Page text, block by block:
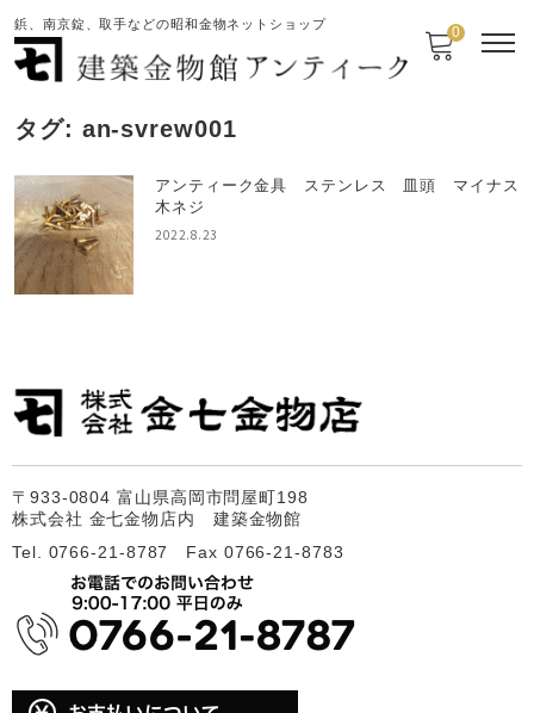
鋲、南京錠、取手などの昭和金物ネットショップ 0
タグ: an-svrew001
アンティーク金具 ステンレス 皿頭 マイナス
木ネジ
2022.8.23
〒933-0804 富山県高岡市問屋町198
株式会社 金七金物店内 建築金物館
Tel. 0766-21-8787 Fax 0766-21-8783